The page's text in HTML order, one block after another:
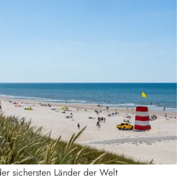
sichersten Länder der Welt